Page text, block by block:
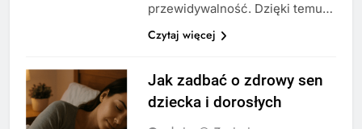
przewidywalność. Dzięki temu…
Czytaj więcej
Jak zadbać o zdrowy sen
dziecka i dorosłych